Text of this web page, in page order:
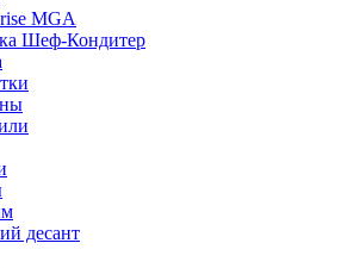
MGA
Шеф-Кондитер
десант